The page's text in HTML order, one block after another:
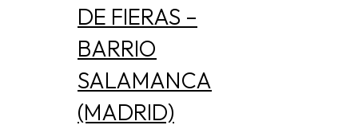
DE FIERAS –
BARRIO
SALAMANCA
(MADRID)